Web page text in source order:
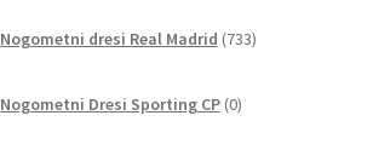
Nogometni dresi Real Madrid 733izdelkov
Nogometni Dresi Sporting CP 0izdelkov